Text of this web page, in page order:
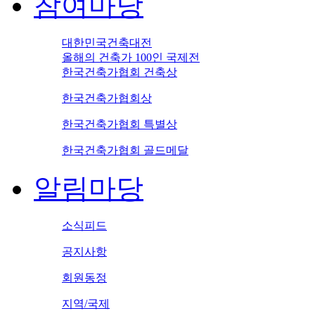
대한민국건축대전
올해의 건축가 100인 국제전
한국건축가협회 건축상
한국건축가협회상
한국건축가협회 특별상
한국건축가협회 골드메달
알림마당
소식피드
공지사항
회원동정
지역/국제